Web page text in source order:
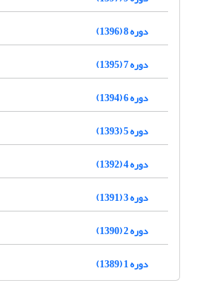
دوره 8 (1396)
دوره 7 (1395)
دوره 6 (1394)
دوره 5 (1393)
دوره 4 (1392)
دوره 3 (1391)
دوره 2 (1390)
دوره 1 (1389)